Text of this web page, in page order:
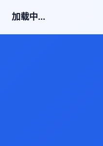
加载中...